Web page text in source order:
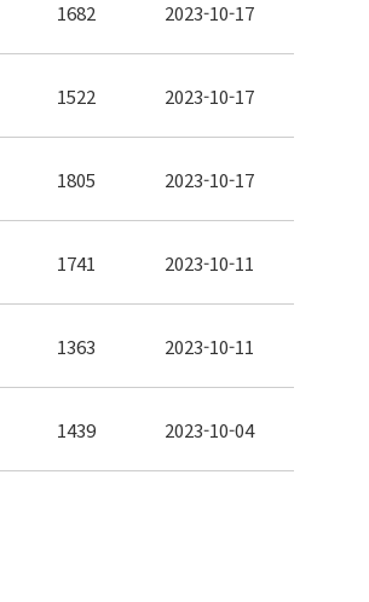
1682 2023-10-17
1522 2023-10-17
1805 2023-10-17
1741 2023-10-11
1363 2023-10-11
1439 2023-10-04